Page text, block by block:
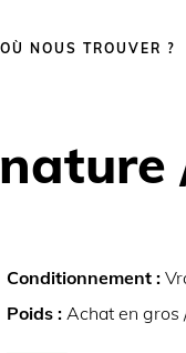
OÙ NOUS TROUVER ?
Conditionnement :
Poids :Achat en gros